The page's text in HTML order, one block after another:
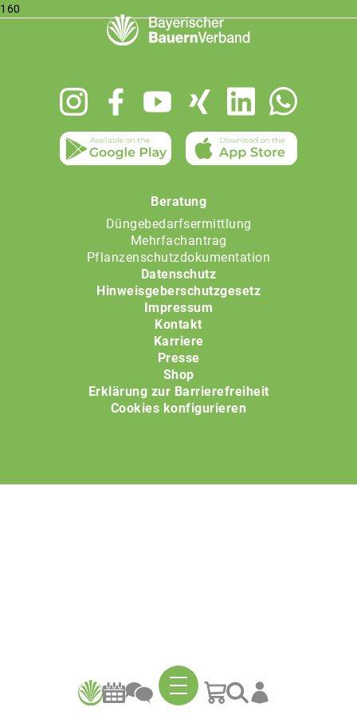
160
Beratung
Düngebedarfsermittlung
Mehrfachantrag
Pflanzenschutzdokumentation
Datenschutz
Hinweisgeberschutzgesetz
Impressum
Kontakt
Karriere
Presse
Shop
Erklärung zur Barrierefreiheit
Cookies konfigurieren